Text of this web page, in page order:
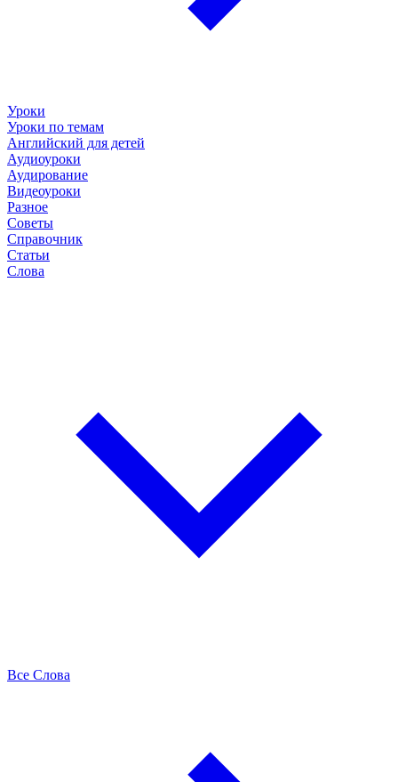
Уроки
Уроки по темам
Английский для детей
Аудиоуроки
Аудирование
Видеоуроки
Разное
Советы
Справочник
Статьи
Слова
Все Слова